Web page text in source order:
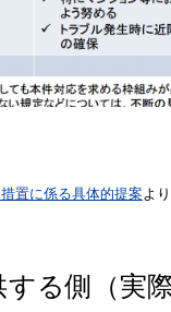
置に係る具体的提案よ
る側（実